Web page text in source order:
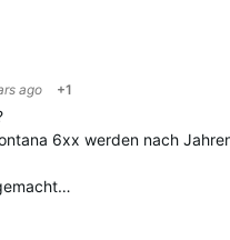
ago +1
6xx werden nach